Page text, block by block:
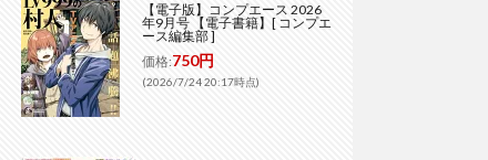
【電子版】コンプエース 2026
年9月号 【電子書籍】[ コンプエ
ース編集部 ]
価格:750円
(2026/7/24 20:17時点)